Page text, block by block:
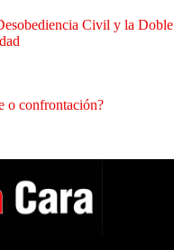
Civil y la Doble
o confrontación?